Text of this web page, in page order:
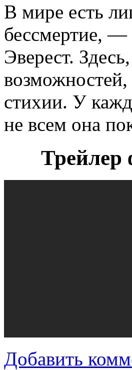
В мире есть
бессмертие, —
Эверест.
стихии. У
не всем она
Трейлер
Добавить